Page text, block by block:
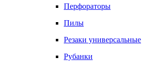
Перфораторы
Пилы
Резаки универсальные
Рубанки